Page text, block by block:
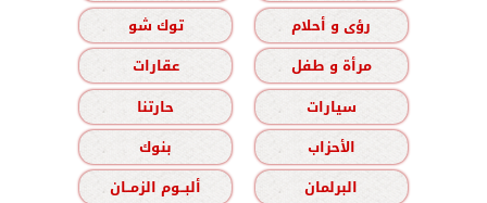
رؤى و أحلام
توك شو
مرأة و طفل
عقارات
سيارات
حارتنا
الأحزاب
بنوك
البرلمان
ألبــوم الزمــان